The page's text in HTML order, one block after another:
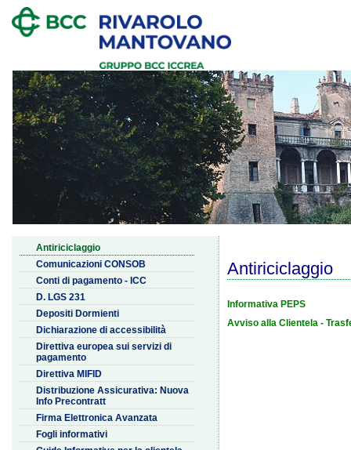
Antiriciclaggio
Comunicazioni CONSOB
Conti di pagamento - ICC
D. LGS 231
Depositi Dormienti
Dichiarazione di accessibilità
Direttiva europea sui servizi di
pagamento
Direttiva MIFID
Distribuzione Assicurativa: Nuova
Info Precontratt
Firma Elettronica Avanzata
Fogli informativi
Antiriciclaggio
Informativa PEPS
Avviso alla Clientela -